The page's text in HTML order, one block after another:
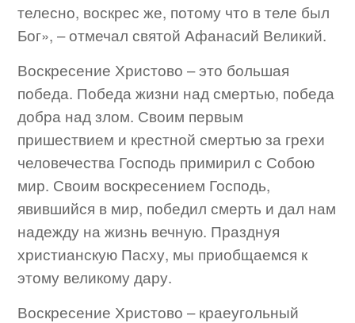
телесно, воскрес же, потому что в теле был
Бог», – отмечал святой Афанасий Великий.
Воскресение Христово – это большая
победа. Победа жизни над смертью, победа
добра над злом. Своим первым
пришествием и крестной смертью за грехи
человечества Господь примирил с Собою
мир. Своим воскресением Господь,
явившийся в мир, победил смерть и дал нам
надежду на жизнь вечную. Празднуя
христианскую Пасху, мы приобщаемся к
этому великому дару.
Воскресение Христово – краеугольный